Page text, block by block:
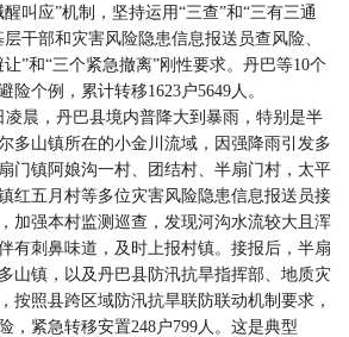
叫应”机制，坚持运用“三查”和“三有三通
干部和灾害风险隐患信息报送员查风险、
”和“三个紧急撤离”刚性要求。丹巴等10个
险个例，累计转移1623户5649人。
晨，丹巴县境内普降大到暴雨，特别是半
多山镇所在的小金川流域，因强降雨引发多
门镇阿娘沟一村、团结村、半扇门村，太平
红五月村等多位灾害风险隐患信息报送员接
加强本村监测巡查，发现河沟水流较大且浑
有刺鼻味道，及时上报村镇。接报后，半扇
山镇，以及丹巴县防汛抗旱指挥部、地质灾
按照县跨区域防汛抗旱联防联动机制要求，
，紧急转移安置248户799人。这是典型